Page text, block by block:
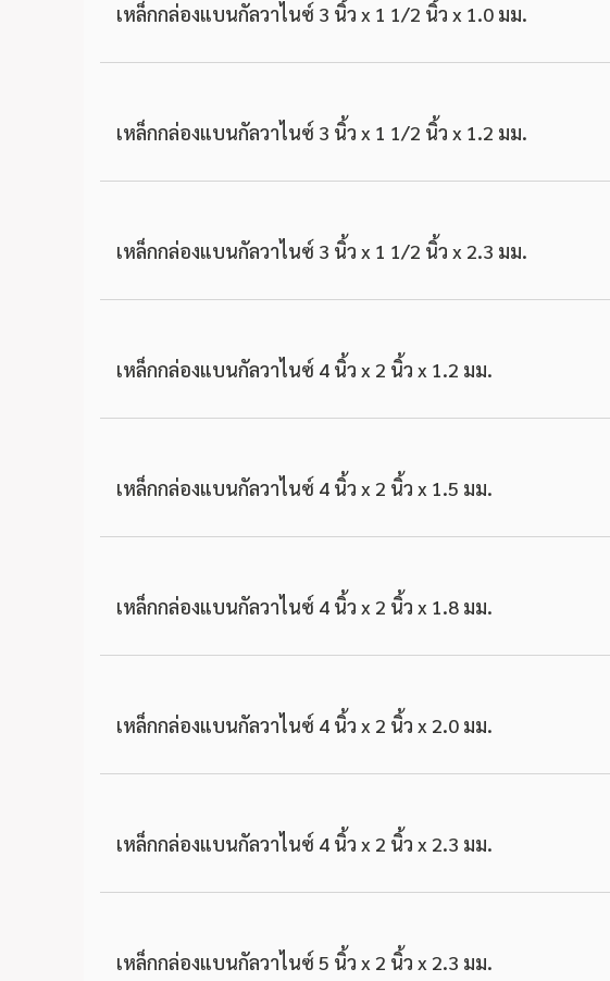
เหล็กกล่องแบนกัลวาไนซ์ 3 นิ้ว x 1 1/2 นิ้ว x 1.0 มม.
เหล็กกล่องแบนกัลวาไนซ์ 3 นิ้ว x 1 1/2 นิ้ว x 1.2 มม.
เหล็กกล่องแบนกัลวาไนซ์ 3 นิ้ว x 1 1/2 นิ้ว x 2.3 มม.
เหล็กกล่องแบนกัลวาไนซ์ 4 นิ้ว x 2 นิ้ว x 1.2 มม.
เหล็กกล่องแบนกัลวาไนซ์ 4 นิ้ว x 2 นิ้ว x 1.5 มม.
เหล็กกล่องแบนกัลวาไนซ์ 4 นิ้ว x 2 นิ้ว x 1.8 มม.
เหล็กกล่องแบนกัลวาไนซ์ 4 นิ้ว x 2 นิ้ว x 2.0 มม.
เหล็กกล่องแบนกัลวาไนซ์ 4 นิ้ว x 2 นิ้ว x 2.3 มม.
เหล็กกล่องแบนกัลวาไนซ์ 5 นิ้ว x 2 นิ้ว x 2.3 มม.